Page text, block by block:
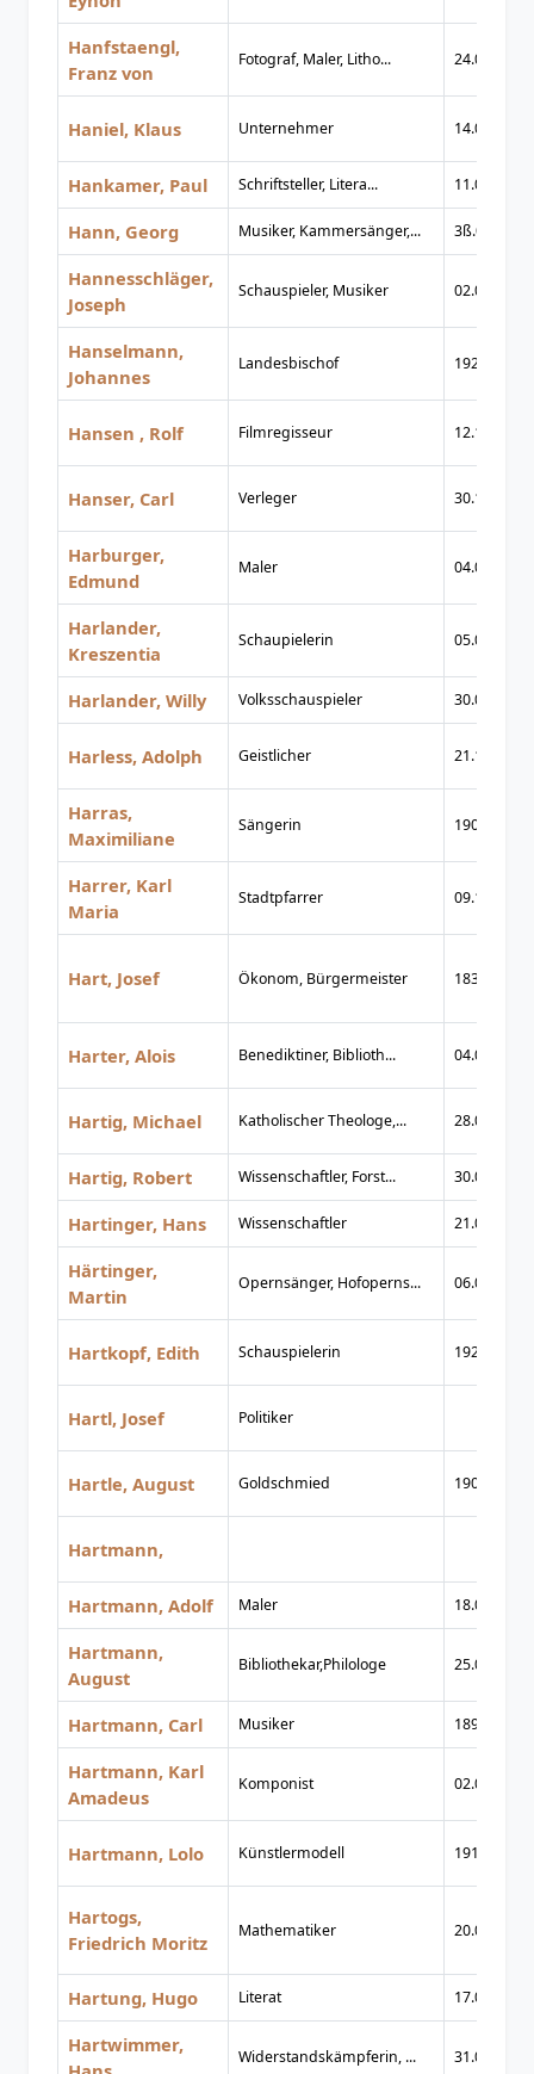
Hanfstaengl,
Franz von
Fotograf, Maler, Litho... 24.03.1804
Haniel, Klaus Unternehmer 14.01.1916
Hankamer, Paul Schriftsteller, Litera... 11.02.1891
Hann, Georg Musiker, Kammersänger,... 3ß.01.1897
Hannesschläger,
Joseph
Schauspieler, Musiker 02.06.1962
Hanselmann,
Johannes
Landesbischof 1927
Hansen , Rolf Filmregisseur 12.12.1904
Hanser, Carl Verleger 30.12.1901
Harburger,
Edmund
Maler 04.04.1846
Harlander,
Kreszentia
Schaupielerin 05.06.1922
Harlander, Willy Volksschauspieler 30.04.1931
Harless, Adolph Geistlicher 21.11.1806
Harras,
Maximiliane
Sängerin 1904
Harrer, Karl
Maria
Stadtpfarrer 09.11.1926
Hart, Josef Ökonom, Bürgermeister 1839
Harter, Alois Benediktiner, Biblioth... 04.04.1777
Hartig, Michael Katholischer Theologe,... 28.09.1878
Hartig, Robert Wissenschaftler, Forst... 30.05.1839
Hartinger, Hans Wissenschaftler 21.02.1891
Härtinger,
Martin
Opernsänger, Hofoperns... 06.02.1815
Hartkopf, Edith Schauspielerin 1922
Hartl, Josef Politiker
Hartle, August Goldschmied 1906
Hartmann,
Hartmann, Adolf Maler 18.01.1900
Hartmann,
August
Bibliothekar,Philologe 25.01.1846
Hartmann, Carl Musiker 1895
Hartmann, Karl
Amadeus
Komponist 02.08.1905
Hartmann, Lolo Künstlermodell 1911
Hartogs,
Friedrich Moritz
Mathematiker 20.05.1874
Hartung, Hugo Literat 17.09.1902
Hartwimmer,
Widerstandskämpferin, ... 31.07.1902